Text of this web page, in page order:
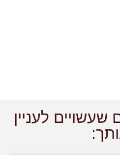
שעשויים לעניין